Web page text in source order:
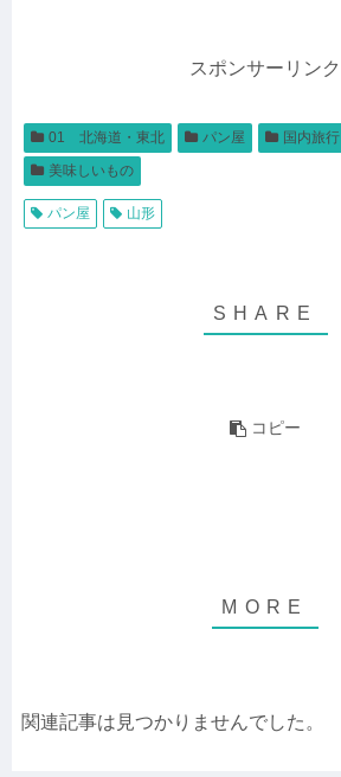
スポンサーリンク
01 北海道・東北 パン屋 国内旅行
美味しいもの
パン屋 山形
コピー
関連記事は見つかりませんでした。